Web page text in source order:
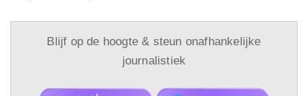
Blijf op de hoogte & steun onafhankelijke
journalistiek